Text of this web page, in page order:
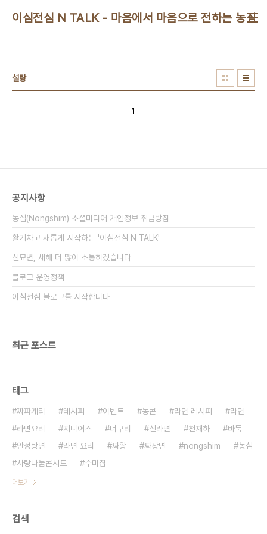
이심전심 N TALK - 마음에서 마음으로 전하는 농심
설탕
1
공지사항
농심(Nongshim) 소셜미디어 개인정보 취급방침
활기차고 새롭게 시작하는 '이심전심 N TALK'
신묘년, 새해 더 많이 소통하겠습니다
블로그 운영정책
이심전심 블로그를 시작합니다
최근 포스트
태그
짜파게티 레시피 이벤트 농콘 라면 레시피
라면
라면요리
지니어스 너구리 신라면 천재하
바둑
안성탕면
라면 요리 짜왕 짜장면 nongshim
농심
사랑나눔콘서트
수미칩
더보기
검색